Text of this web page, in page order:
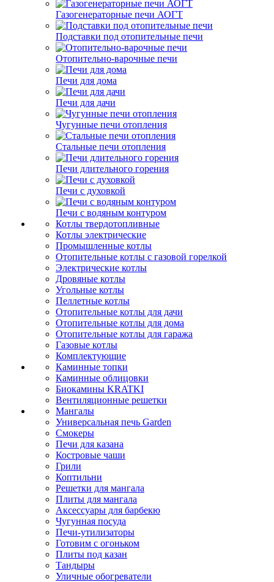
Газогенераторные печи АОГТ
Подставки под отопительные печи
Отопительно-варочные печи
Печи для дома
Печи для дачи
Чугунные печи отопления
Стальные печи отопления
Печи длительного горения
Печи с духовкой
Печи с водяным контуром
Котлы твердотопливные
Котлы электрические
Промышленные котлы
Отопительные котлы с газовой горелкой
Электрические котлы
Дровяные котлы
Угольные котлы
Пеллетные котлы
Отопительные котлы для дачи
Отопительные котлы для дома
Отопительные котлы для гаража
Газовые котлы
Комплектующие
Каминные топки
Каминные облицовки
Биокамины KRATKI
Вентиляционные решетки
Мангалы
Универсальная печь Garden
Смокеры
Печи для казана
Костровые чаши
Грили
Коптильни
Решетки для мангала
Плиты для мангала
Аксессуары для барбекю
Чугунная посуда
Печи-утилизаторы
Готовим с огоньком
Плиты под казан
Тандыры
Уличные обогреватели